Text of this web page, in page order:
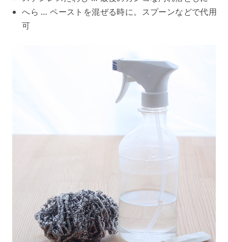
へら … ペーストを混ぜる時に。スプーンなどで代用
可